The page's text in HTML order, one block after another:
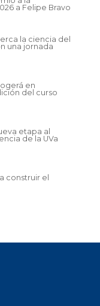
a Felipe Bravo
la ciencia del
una jornada
en
del curso
etapa al
de la UVa
construir el